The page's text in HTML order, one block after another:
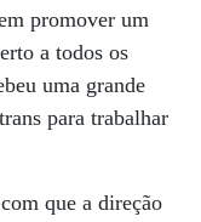
promover um
a todos os
uma grande
para trabalhar
que a direção